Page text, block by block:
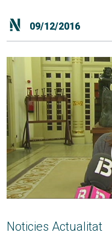
09/12/2016
Noticies Actualitat